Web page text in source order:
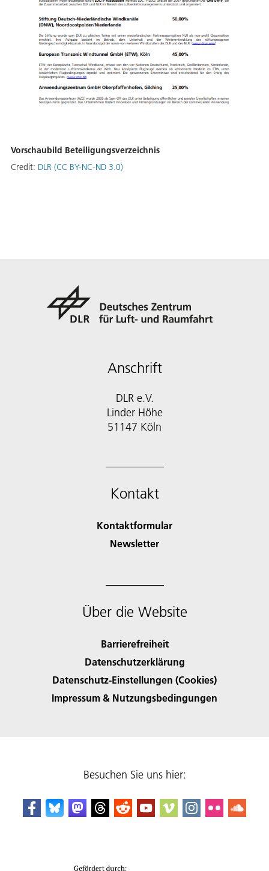
Vorschaubild Beteiligungsverzeichnis
Credit: DLR (CC BY-NC-ND 3.0)
Anschrift
DLR e.V.
Linder Höhe
51147 Köln
Kontakt
Kontaktformular
Newsletter
Über die Website
Barrierefreiheit
Datenschutzerklärung
Datenschutz-Einstellungen (Cookies)
Impressum & Nutzungsbedingungen
Besuchen Sie uns hier: